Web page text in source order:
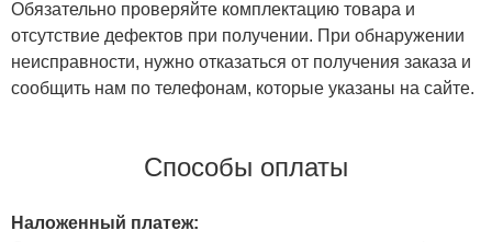
Обязательно проверяйте комплектацию товара и
отсутствие дефектов при получении. При обнаружении
неисправности, нужно отказаться от получения заказа и
сообщить нам по телефонам, которые указаны на сайте.
Способы оплаты
Наложенный платеж: